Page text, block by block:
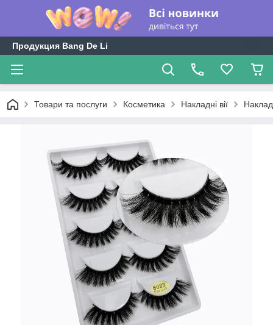
Продукция Bang De Li
Товари та послуги Косметика Накладні вії